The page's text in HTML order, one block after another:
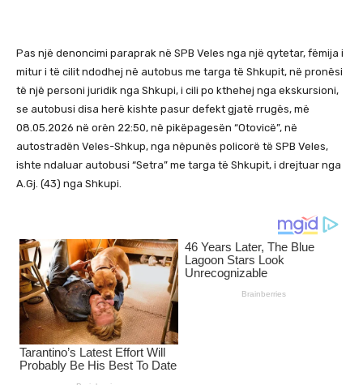
Pas një denoncimi paraprak në SPB Veles nga një qytetar, fëmija i
mitur i të cilit ndodhej në autobus me targa të Shkupit, në pronësi
të një personi juridik nga Shkupi, i cili po kthehej nga ekskursioni,
se autobusi disa herë kishte pasur defekt gjatë rrugës, më
08.05.2026 në orën 22:50, në pikëpagesën “Otovicë”, në
autostradën Veles-Shkup, nga nëpunës policorë të SPB Veles,
ishte ndaluar autobusi “Setra” me targa të Shkupit, i drejtuar nga
A.Gj. (43) nga Shkupi.